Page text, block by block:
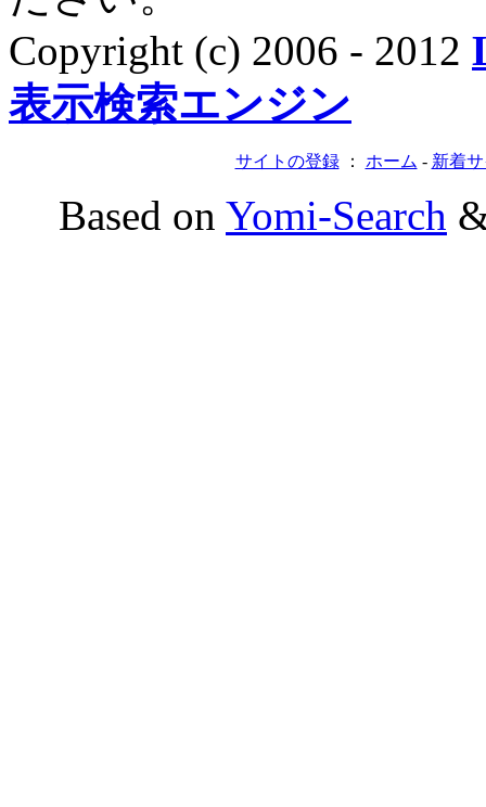
Copyright (c) 2006 - 2012
表示検索エンジン
サイトの登録： ホーム - 新着
Based on Yomi-Search